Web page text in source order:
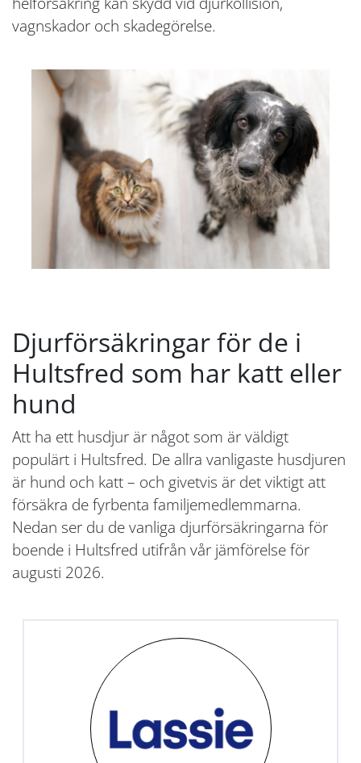
vagnskador och skadegörelse.
Djurförsäkringar för de i
Hultsfred som har katt eller
hund
Att ha ett husdjur är något som är väldigt
populärt i Hultsfred. De allra vanligaste husdjuren
är hund och katt – och givetvis är det viktigt att
försäkra de fyrbenta familjemedlemmarna.
Nedan ser du de vanliga djurförsäkringarna för
boende i Hultsfred utifrån vår jämförelse för
augusti 2026.